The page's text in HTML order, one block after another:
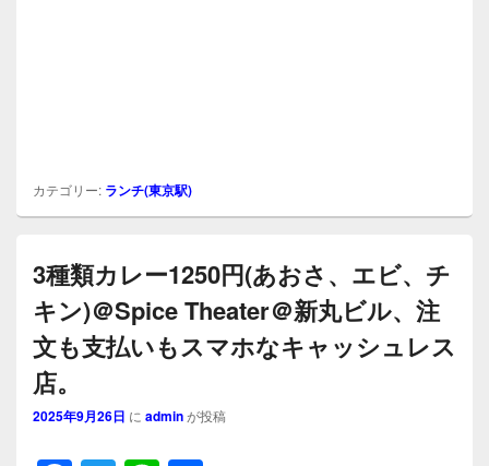
カテゴリー: ランチ(東京駅)
3種類カレー1250円(あおさ、エビ、チ
キン)＠Spice Theater＠新丸ビル、注
文も支払いもスマホなキャッシュレス
店。
2025年9月26日 に adminが投稿